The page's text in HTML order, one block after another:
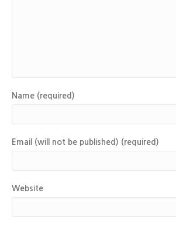
Name (required)
Email (will not be published) (required)
Website